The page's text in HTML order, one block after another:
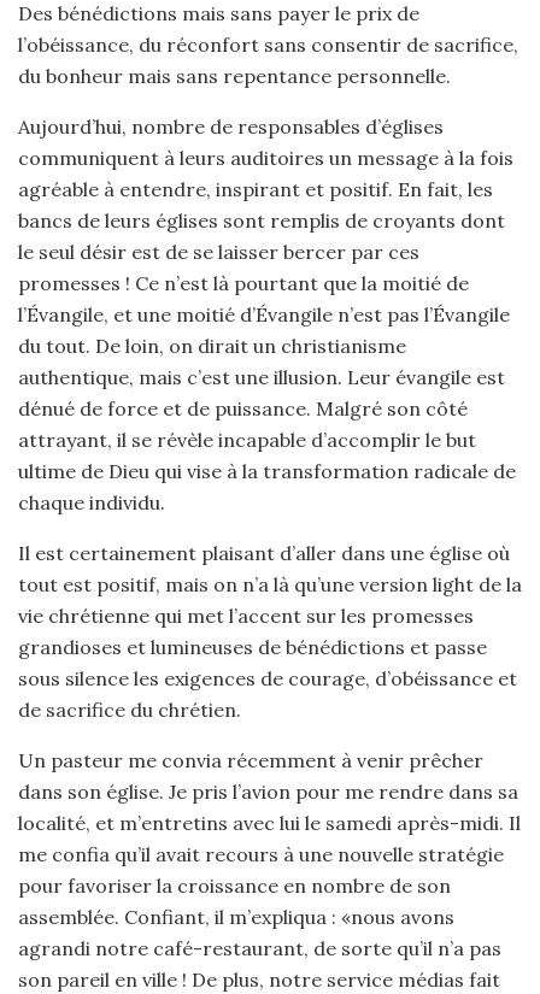
Des bénédictions mais sans payer le prix de
l’obéissance, du réconfort sans consentir de sacrifice,
du bonheur mais sans repentance personnelle.
Aujourd’hui, nombre de responsables d’églises
communiquent à leurs auditoires un message à la fois
agréable à entendre, inspirant et positif. En fait, les
bancs de leurs églises sont remplis de croyants dont
le seul désir est de se laisser bercer par ces
promesses ! Ce n’est là pourtant que la moitié de
l’Évangile, et une moitié d’Évangile n’est pas l’Évangile
du tout. De loin, on dirait un christianisme
authentique, mais c’est une illusion. Leur évangile est
dénué de force et de puissance. Malgré son côté
attrayant, il se révèle incapable d’accomplir le but
ultime de Dieu qui vise à la transformation radicale de
chaque individu.
Il est certainement plaisant d’aller dans une église où
tout est positif, mais on n’a là qu’une version light de la
vie chrétienne qui met l’accent sur les promesses
grandioses et lumineuses de bénédictions et passe
sous silence les exigences de courage, d’obéissance et
de sacrifice du chrétien.
Un pasteur me convia récemment à venir prêcher
dans son église. Je pris l’avion pour me rendre dans sa
localité, et m’entretins avec lui le samedi après-midi. Il
me confia qu’il avait recours à une nouvelle stratégie
pour favoriser la croissance en nombre de son
assemblée. Confiant, il m’expliqua : «nous avons
agrandi notre café-restaurant, de sorte qu’il n’a pas
son pareil en ville ! De plus, notre service médias fait